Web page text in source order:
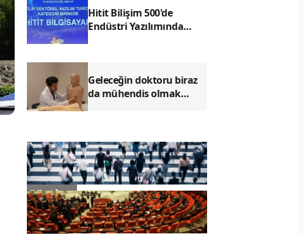
Hitit Bilişim 500'de
Endüstri Yazılımında
Geleceğin doktoru biraz
da mühendis olmak
Gündem